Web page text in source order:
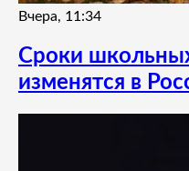
Вчера, 11:34
Сроки
изменятся в